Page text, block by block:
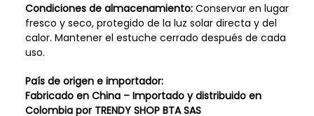
Condiciones de almacenamiento:Conservar en lugar
fresco y seco, protegido de la luz solar directa y del
calor. Mantener el estuche cerrado después de cada
uso.
País de origen e importador:
Fabricado en China – Importado y distribuido en
Colombia por TRENDY SHOP BTA SAS